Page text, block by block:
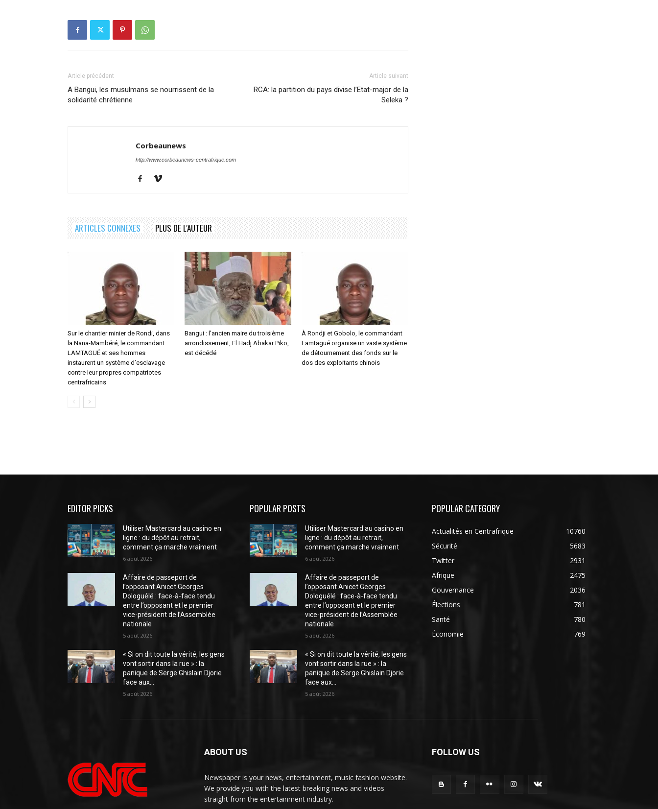
Article précédent
A Bangui, les musulmans se nourrissent de la
solidarité chrétienne
Article suivant
RCA: la partition du pays divise l’Etat-major de la
Seleka ?
Corbeaunews
http://www.corbeaunews-centrafrique.com
ARTICLES CONNEXES PLUS DE L'AUTEUR
Sur le chantier minier de Rondi, dans
la Nana-Mambéré, le commandant
LAMTAGUÉ et ses hommes
instaurent un système d’esclavage
contre leur propres compatriotes
centrafricains
Bangui : l’ancien maire du troisième
arrondissement, El Hadj Abakar Piko,
est décédé
À Rondji et Gobolo, le commandant
Lamtagué organise un vaste système
de détournement des fonds sur le
dos des exploitants chinois
EDITOR PICKS
Utiliser Mastercard au casino en
ligne : du dépôt au retrait,
comment ça marche vraiment
6 août 2026
Affaire de passeport de
l’opposant Anicet Georges
Dologuélé : face-à-face tendu
entre l’opposant et le premier
vice-président de l’Assemblée
nationale
5 août 2026
« Si on dit toute la vérité, les gens
vont sortir dans la rue » : la
panique de Serge Ghislain Djorie
face aux...
5 août 2026
POPULAR POSTS
Utiliser Mastercard au casino en
ligne : du dépôt au retrait,
comment ça marche vraiment
6 août 2026
Affaire de passeport de
l’opposant Anicet Georges
Dologuélé : face-à-face tendu
entre l’opposant et le premier
vice-président de l’Assemblée
nationale
5 août 2026
« Si on dit toute la vérité, les gens
vont sortir dans la rue » : la
panique de Serge Ghislain Djorie
face aux...
5 août 2026
POPULAR CATEGORY
Actualités en Centrafrique
10760
Sécurité
5683
Twitter
2931
Afrique
2475
Gouvernance
2036
Élections
781
Santé
780
Économie
769
ABOUT US
Newspaper is your news, entertainment, music fashion website.
We provide you with the latest breaking news and videos
straight from the entertainment industry.
FOLLOW US